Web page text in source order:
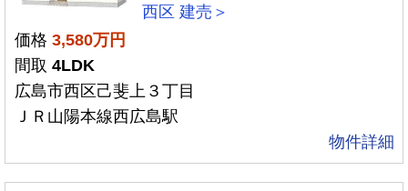
西区 建売＞
価格 3,580万円
間取 4LDK
広島市西区己斐上３丁目
ＪＲ山陽本線西広島駅
物件詳細